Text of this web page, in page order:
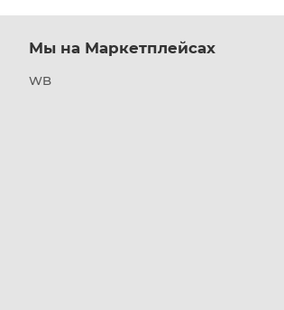
Мы на Маркетплейсах
WB